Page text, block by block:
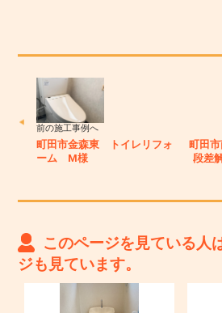
前の施工事例へ
町田市金森東 トイレリフォ
ーム M様
町田
段差
このページを見ている人
ジも見ています。